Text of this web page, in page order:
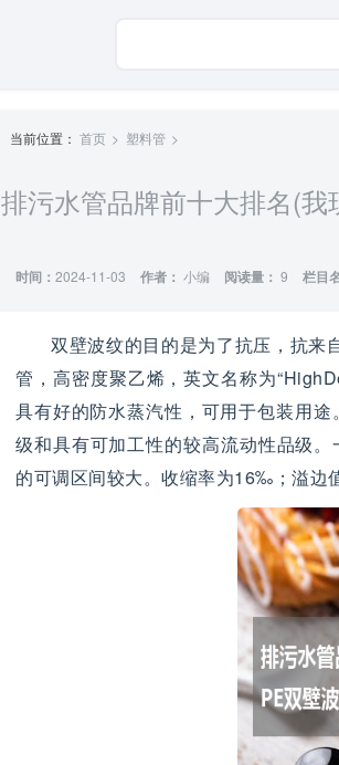
当前位置： 首页 塑料管
排污水管品牌前十大排名(
时间： 2024-11-03 作者： 小编 阅读量： 9 栏目
双壁波纹的目的是为了抗压，抗来
管，高密度聚乙烯，英文名称为
具有好的防水蒸汽性，可用于包装用
级和具有可加工性的较高流动性品级
的可调区间较大。收缩率为16‰；溢边